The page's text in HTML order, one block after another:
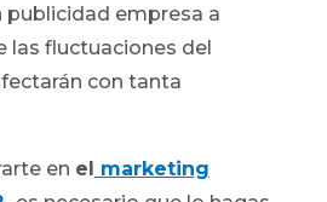
empresa a
las fluctuaciones del
con tanta
en el marketing